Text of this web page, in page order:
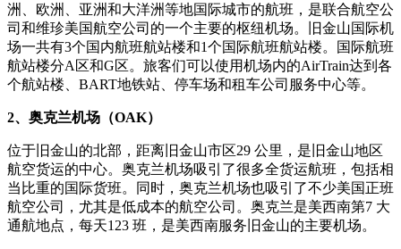
洲、欧洲、亚洲和大洋洲等地国际城市的航班，是联合航空公
司和维珍美国航空公司的一个主要的枢纽机场。旧金山国际机
场一共有3个国内航班航站楼和1个国际航班航站楼。国际航班
航站楼分A区和G区。旅客们可以使用机场内的AirTrain达到各
个航站楼、BART地铁站、停车场和租车公司服务中心等。
2、奥克兰机场（OAK）
位于旧金山的北部，距离旧金山市区29 公里，是旧金山地区
航空货运的中心。奥克兰机场吸引了很多全货运航班，包括相
当比重的国际货班。同时，奥克兰机场也吸引了不少美国正班
航空公司，尤其是低成本的航空公司。奥克兰是美西南第7 大
通航地点，每天123 班，是美西南服务旧金山的主要机场。